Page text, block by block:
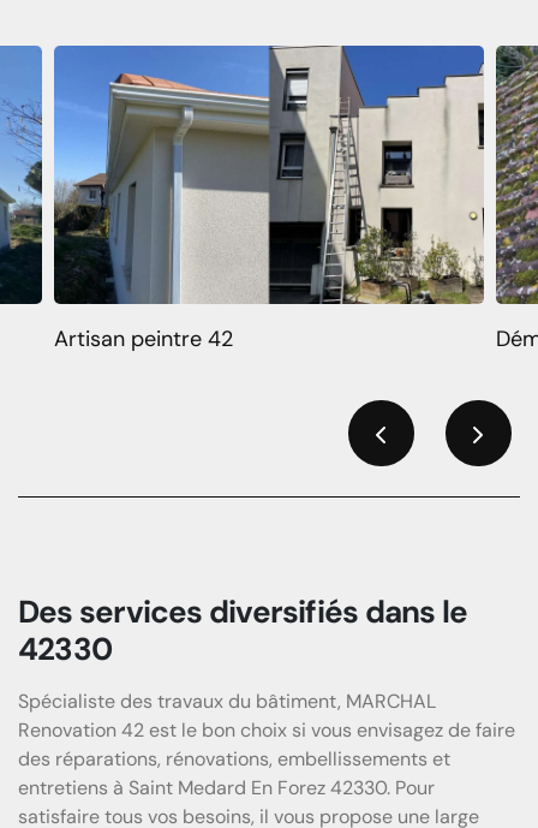
Artisan peintre 42
Des services diversifiés dans le
42330
Spécialiste des travaux du bâtiment, MARCHAL
Renovation 42 est le bon choix si vous envisagez de faire
des réparations, rénovations, embellissements et
entretiens à Saint Medard En Forez 42330. Pour
satisfaire tous vos besoins, il vous propose une large